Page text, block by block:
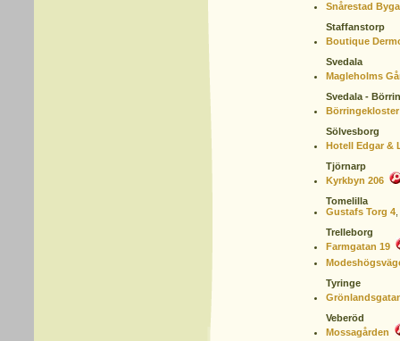
Snårestad
Staffanstorp
Boutique
Svedala
Magleholms
Svedala -
Börringekloster
Sölvesborg
Hotell Edgar &
Tjörnarp
Kyrkbyn 206
Tomelilla
Gustafs Torg 4
Trelleborg
Farmgatan 19
Tyringe
Veberöd
Mossagården